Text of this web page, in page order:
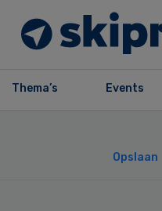
Thema’s Events
Opslaan